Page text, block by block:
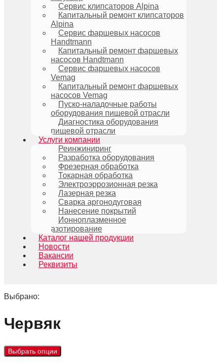
Сервис клипсаторов Alpina
Капитальный ремонт клипсаторов
Alpina
Сервис фаршевых насосов
Handtmann
Капитальный ремонт фаршевых
насосов Handtmann
Сервис фаршевых насосов
Vemag
Капитальный ремонт фаршевых
насосов Vemag
Пуско-наладочные работы
оборудования пищевой отрасли
Диагностика оборудования
пищевой отрасли
Услуги компании
Реинжиниринг
Разработка оборудования
Фрезерная обработка
Токарная обработка
Электроэррозионная резка
Лазерная резка
Сварка аргонодуговая
Нанесение покрытий
Ионноплазменное
азотирование
Каталог нашей продукции
Новости
Вакансии
Реквизиты
Выбрано:
Червяк
Выбрать опции